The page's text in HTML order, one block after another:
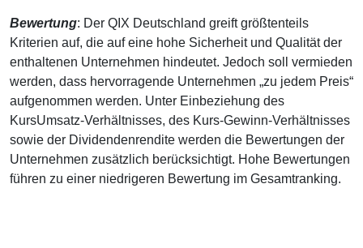
Bewertung: Der QIX Deutschland greift größtenteils
Kriterien auf, die auf eine hohe Sicherheit und Qualität der
enthaltenen Unternehmen hindeutet. Jedoch soll vermieden
werden, dass hervorragende Unternehmen „zu jedem Preis“
aufgenommen werden. Unter Einbeziehung des
KursUmsatz-Verhältnisses, des Kurs-Gewinn-Verhältnisses
sowie der Dividendenrendite werden die Bewertungen der
Unternehmen zusätzlich berücksichtigt. Hohe Bewertungen
führen zu einer niedrigeren Bewertung im Gesamtranking.